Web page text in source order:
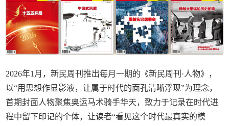
2026年1月，新民周刊推出每月一期的《新民周刊·人物》，
以“用思想作显影液，让属于时代的面孔清晰浮现”为理念，
首期封面人物聚焦奥运马术骑手华天，致力于记录在时代进
程中留下印记的个体，让读者“看见这个时代最真实的模